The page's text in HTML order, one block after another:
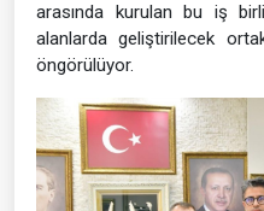
arasında kurulan bu iş
alanlarda geliştirilecek
öngörülüyor.